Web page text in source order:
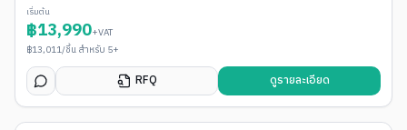
เริ่มต้น
฿13,990+VAT
฿13,011/ชิ้น สำหรับ 5+
RFQ ดูรายละเอียด